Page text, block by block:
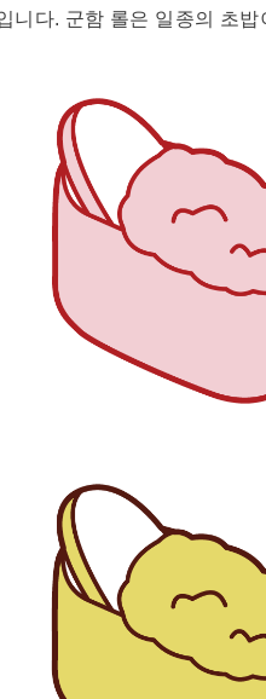
니다. 군함 롤은 일종의 초